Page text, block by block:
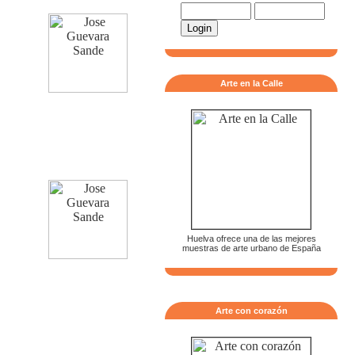
Arte en la Calle
Huelva ofrece una de las mejores
muestras de arte urbano de España
Arte con corazón